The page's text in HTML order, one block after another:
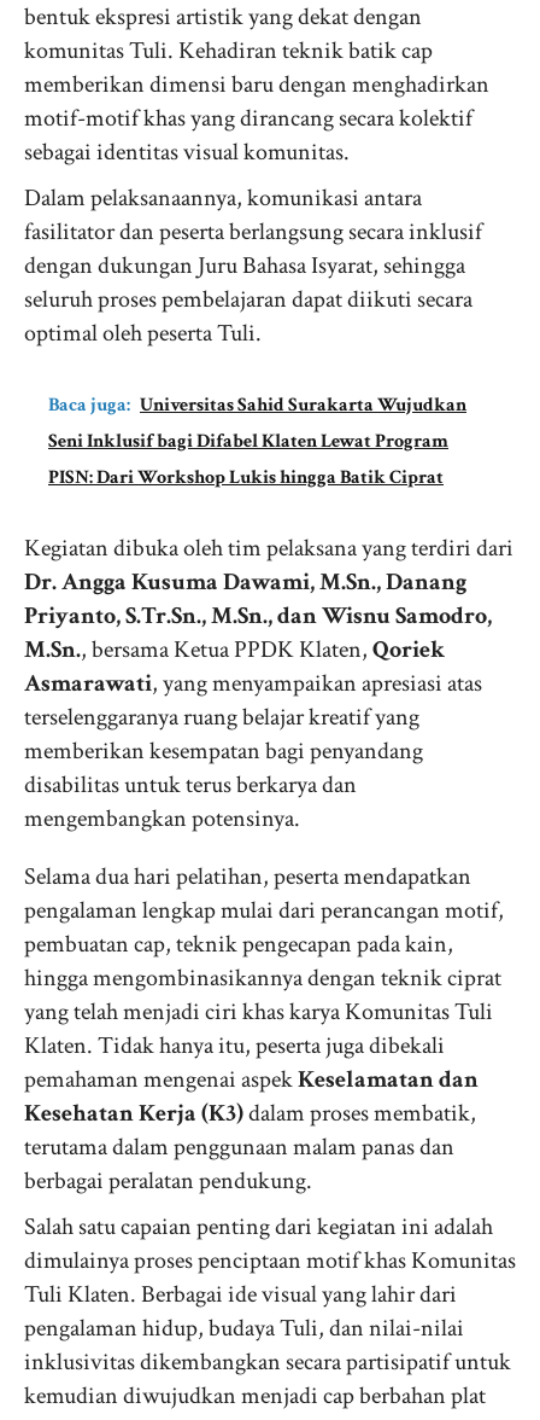
bentuk ekspresi artistik yang dekat dengan
komunitas Tuli. Kehadiran teknik batik cap
memberikan dimensi baru dengan menghadirkan
motif-motif khas yang dirancang secara kolektif
sebagai identitas visual komunitas.
Dalam pelaksanaannya, komunikasi antara
fasilitator dan peserta berlangsung secara inklusif
dengan dukungan Juru Bahasa Isyarat, sehingga
seluruh proses pembelajaran dapat diikuti secara
optimal oleh peserta Tuli.
Baca juga: Universitas Sahid Surakarta Wujudkan
Seni Inklusif bagi Difabel Klaten Lewat Program
PISN: Dari Workshop Lukis hingga Batik Ciprat
Kegiatan dibuka oleh tim pelaksana yang terdiri dari
Dr. Angga Kusuma Dawami, M.Sn., Danang
Priyanto, S.Tr.Sn., M.Sn., dan Wisnu Samodro,
M.Sn., bersama Ketua PPDK Klaten,Qoriek
Asmarawati, yang menyampaikan apresiasi atas
terselenggaranya ruang belajar kreatif yang
memberikan kesempatan bagi penyandang
disabilitas untuk terus berkarya dan
mengembangkan potensinya.
Selama dua hari pelatihan, peserta mendapatkan
pengalaman lengkap mulai dari perancangan motif,
pembuatan cap, teknik pengecapan pada kain,
hingga mengombinasikannya dengan teknik ciprat
yang telah menjadi ciri khas karya Komunitas Tuli
Klaten. Tidak hanya itu, peserta juga dibekali
pemahaman mengenai aspekKeselamatan dan
Kesehatan Kerja (K3)dalam proses membatik,
terutama dalam penggunaan malam panas dan
berbagai peralatan pendukung.
Salah satu capaian penting dari kegiatan ini adalah
dimulainya proses penciptaan motif khas Komunitas
Tuli Klaten. Berbagai ide visual yang lahir dari
pengalaman hidup, budaya Tuli, dan nilai-nilai
inklusivitas dikembangkan secara partisipatif untuk
kemudian diwujudkan menjadi cap berbahan plat